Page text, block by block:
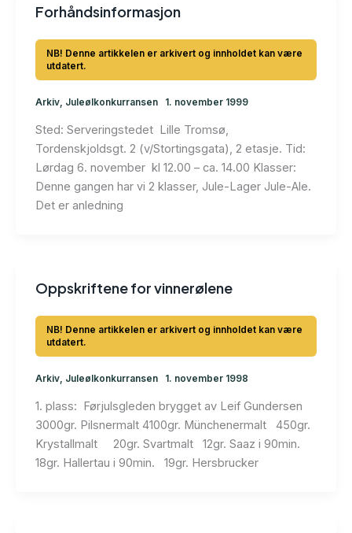
Forhåndsinformasjon
Arkiv, Juleølkonkurransen 1. november 1999
Sted: Serveringstedet Lille Tromsø,
Tordenskjoldsgt. 2 (v/Stortingsgata), 2 etasje. Tid:
Lørdag 6. november kl 12.00 – ca. 14.00 Klasser:
Denne gangen har vi 2 klasser, Jule-Lager Jule-Ale.
Det er anledning
Oppskriftene for vinnerølene
Arkiv, Juleølkonkurransen 1. november 1998
1. plass: Førjulsgleden brygget av Leif Gundersen
3000gr. Pilsnermalt 4100gr. Münchenermalt 450gr.
Krystallmalt 20gr. Svartmalt 12gr. Saaz i 90min.
18gr. Hallertau i 90min. 19gr. Hersbrucker